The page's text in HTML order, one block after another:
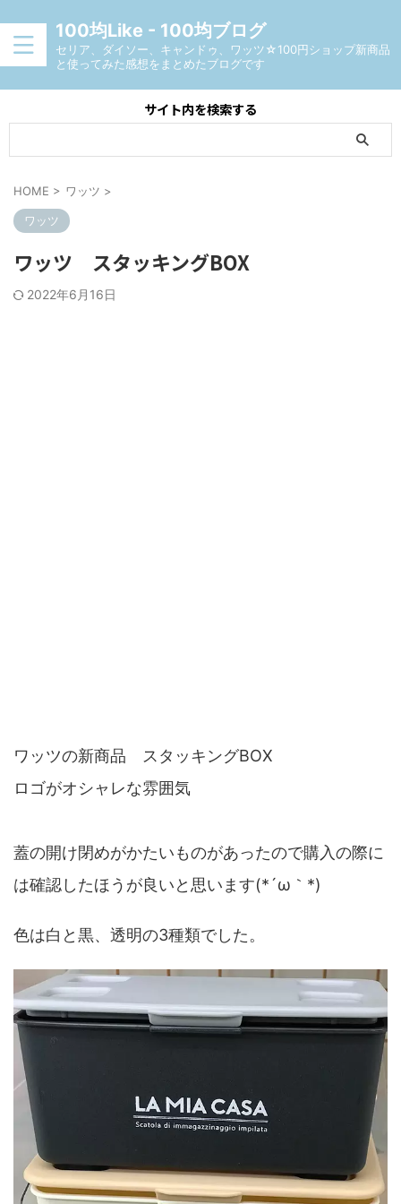
100均Like - 100均ブログ
セリア、ダイソー、キャンドゥ、ワッツ☆100円ショップ新商品
と使ってみた感想をまとめたブログです
サイト内を検索する
HOME > ワッツ >
ワッツ
ワッツ スタッキングBOX
2022年6月16日
ワッツの新商品 スタッキングBOX
ロゴがオシャレな雰囲気
蓋の開け閉めがかたいものがあったので購入の際に
は確認したほうが良いと思います(*´ω｀*)
色は白と黒、透明の3種類でした。